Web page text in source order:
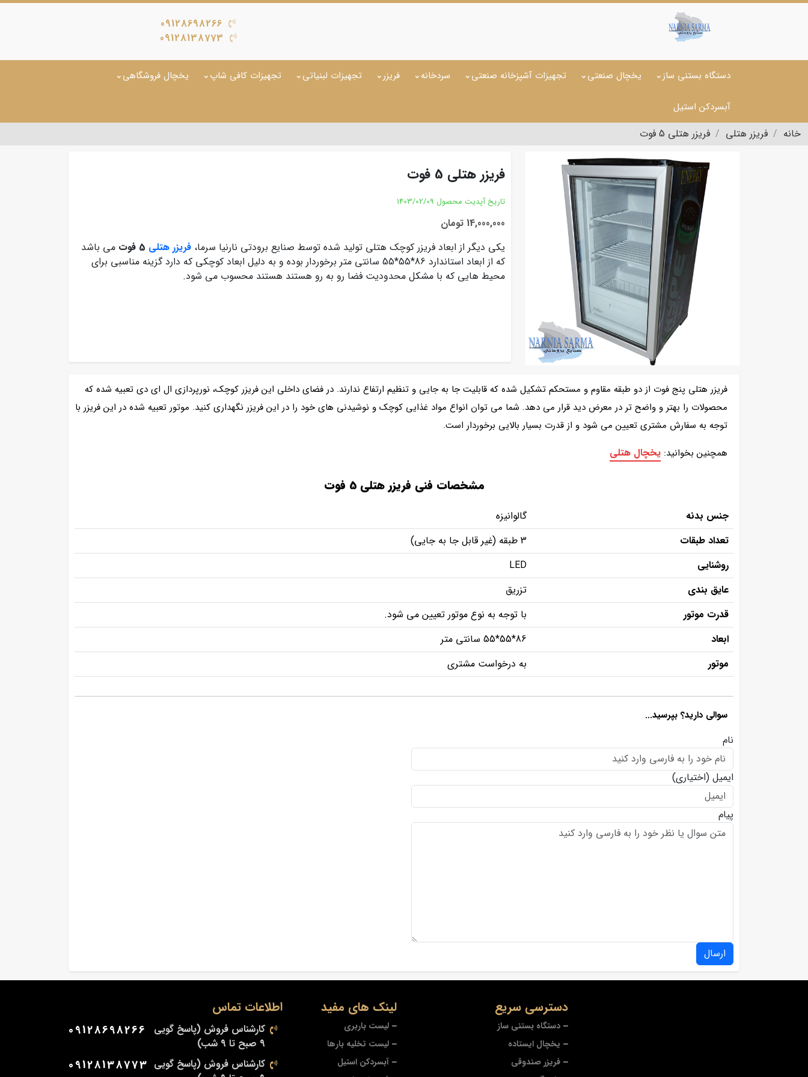
09128698266
09128138773
دستگاه بستنی ساز یخچال صنعتی تجهیزات آشپزخانه صنعتی سردخانه فریزر تجهیزات لبنیاتی تجهیزات کافی شاپ یخچال فروشگاهی
آبسردکن استیل
خانه فریزر هتلی فریزر هتلی 5 فوت
فریزر هتلی 5 فوت
تاریخ آپدیت محصول 1403/02/09
14,000,000 تومان
یکی دیگر از ابعاد فریزر کوچک هتلی تولید شده توسط صنایع برودتی نارنیا سرما، فریزر هتلی
می باشد
که از ابعاد استاندارد 86*55*55 سانتی متر برخوردار بوده و به دلیل ابعاد کوچکی که دارد گزینه مناسبی برای
محیط هایی که با مشکل محدودیت فضا رو به رو هستند هستند محسوب می شود.
فریزر هتلی پنج فوت از دو طبقه مقاوم و مستحکم تشکیل شده که قابلیت جا به جایی و تنظیم ارتفاع ندارند. در فضای داخلی این فریزر کوچک، نورپردازی ال ای دی تعبیه شده که
محصولات را بهتر و واضح تر در معرض دید قرار می دهد. شما می توان انواع مواد غذایی کوچک و نوشیدنی های خود را در این فریزر نگهداری کنید. موتور تعبیه شده در این فریزر با
توجه به سفارش مشتری تعیین می شود و از قدرت بسیار بالایی برخوردار است.
همچنین بخوانید: یخچال هتلی
مشخصات فنی فریزر هتلی 5 فوت
جنس بدنه
گالوانیزه
تعداد طبقات
3 طبقه (غیر قابل جا به جایی)
روشنایی
LED
عایق بندی
تزریق
قدرت موتور
با توجه به نوع موتور تعیین می شود.
ابعاد
86*55*55 سانتی متر
موتور
به درخواست مشتری
سوالی دارید؟ بپرسید...
نام
ایمیل (اختیاری)
پیام
ارسال
دسترسی سریع
دستگاه بستنی ساز
یخچال ایستاده
فریزر صندوقی
لینک های مفید
لیست باربری
لیست تخلیه بارها
آبسردکن استیل
اطلاعات تماس
کارشناس فروش (پاسخ گویی
9 صبح تا 9 شب)
09128698266
کارشناس فروش (پاسخ گویی 09128138773